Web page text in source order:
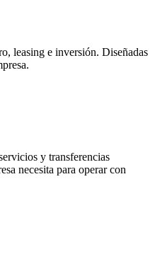
leasing e inversión. Diseñadas
y transferencias
necesita para operar con